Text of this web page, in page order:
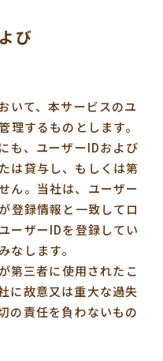
び
いて、本サービスのユ
理するものとします。
も、ユーザーIDおよび
は貸与し、もしくは第
ん。当社は、ユーザー
登録情報と一致してロ
ーザーIDを登録してい
なします。
第三者に使用されたこ
に故意又は重大な過失
の責任を負わないもの